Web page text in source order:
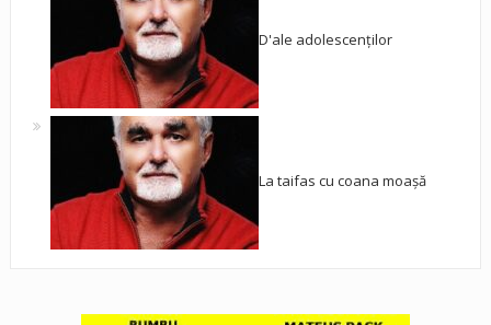
D'ale adolescenților
La taifas cu coana moașă